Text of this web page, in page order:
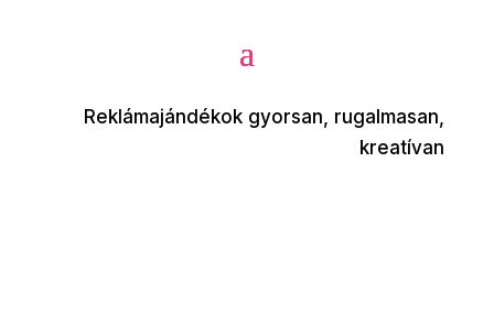
Reklámajándékok gyorsan, rugalmasan,
kreatívan